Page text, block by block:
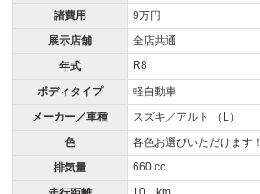
諸費用
9万円
展示店舗
全店共通
年式
R8
ボディタイプ
軽自動車
メーカー／車種
スズキ／アルト （L）
色
各色お選びいただけます！
排気量
660 cc